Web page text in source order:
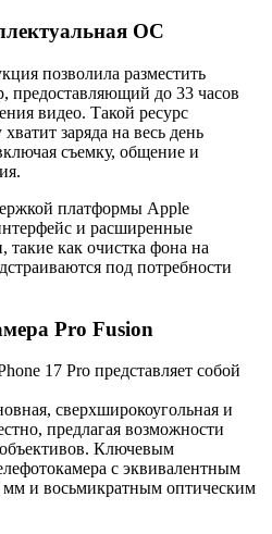
ОС
позволила разместить
предоставляющий до 33 часов
видео. Такой ресурс
заряда на весь день
съемку, общение и
платформы Apple
и расширенные
как очистка фона на
под потребности
Pro Fusion
17 Pro представляет собой
сверхширокоугольная и
предлагая возможности
Ключевым
с эквивалентным
и восьмикратным оптическим